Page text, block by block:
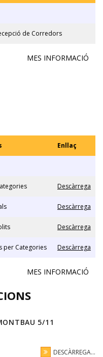
de Corredors
MES INFORMACIÓ
Enllaç
Descàrrega
Descàrrega
Descàrrega
per Categories Descàrrega
MES INFORMACIÓ
5/11
DESCÀRREGA...